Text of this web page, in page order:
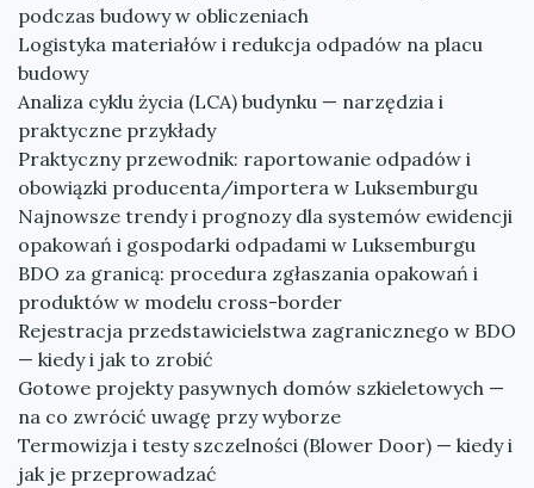
podczas budowy w obliczeniach
Logistyka materiałów i redukcja odpadów na placu
budowy
Analiza cyklu życia (LCA) budynku — narzędzia i
praktyczne przykłady
Praktyczny przewodnik: raportowanie odpadów i
obowiązki producenta/importera w Luksemburgu
Najnowsze trendy i prognozy dla systemów ewidencji
opakowań i gospodarki odpadami w Luksemburgu
BDO za granicą: procedura zgłaszania opakowań i
produktów w modelu cross-border
Rejestracja przedstawicielstwa zagranicznego w BDO
— kiedy i jak to zrobić
Gotowe projekty pasywnych domów szkieletowych —
na co zwrócić uwagę przy wyborze
Termowizja i testy szczelności (Blower Door) — kiedy i
jak je przeprowadzać